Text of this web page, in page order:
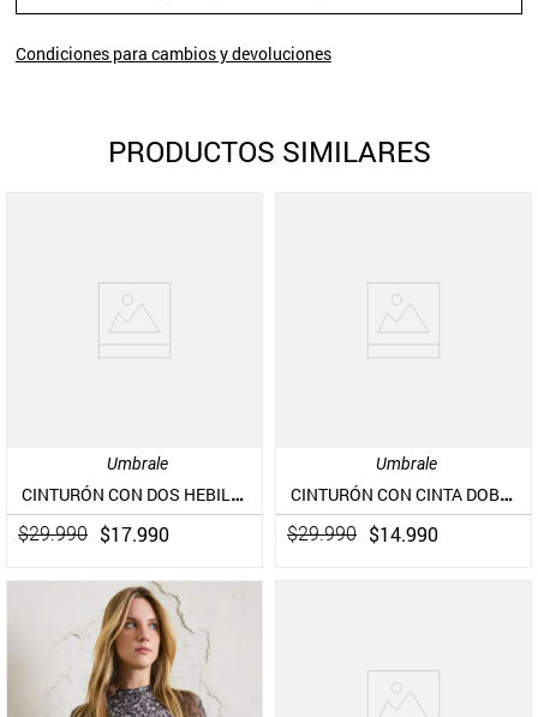
Condiciones para cambios y devoluciones
PRODUCTOS SIMILARES
Umbrale
CINTURÓN CON DOS HEBILLAS DE CUERO PIEL
$29.990 $17.990
Umbrale
CINTURÓN CON CINTA DOBLE DE CUERO PIEL
$29.990 $14.990